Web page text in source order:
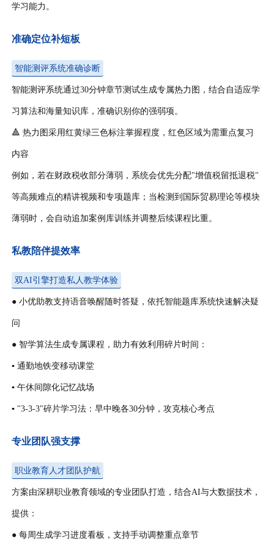
学习能力。
准确定位补短板
智能测评系统准确诊断
智能测评系统通过30分钟章节测试生成专属热力图，结合自适应学
习算法和海量知识库，准确识别你的强弱项。
🔺 热力图采用红黄绿三色标注掌握程度，红色区域为需重点复习
内容
例如，若在财政税收部分薄弱，系统会优先分配"增值税留抵退税"
等高频难点的精讲视频和专项题库；当检测到国际贸易理论等模块
薄弱时，会自动追加案例库训练并调整后续课程比重。
私教陪伴提效率
双AI引擎打造私人教学体验
● 小优助教支持语音唤醒随时答疑，依托智能题库系统快速解决疑
问
● 智学算法生成专属课程，助力有效利用碎片时间：
▪ 通勤地铁变移动课堂
▪ 午休间隙化记忆战场
▪ "3-3-3"碎片学习法：早中晚各30分钟，攻克核心考点
专业团队强支撑
职业教育人才团队护航
方案由深耕职业教育领域的专业团队打造，结合AI与大数据技术，
提供：
● 每周生成学习进度看板，支持手动调整重点章节